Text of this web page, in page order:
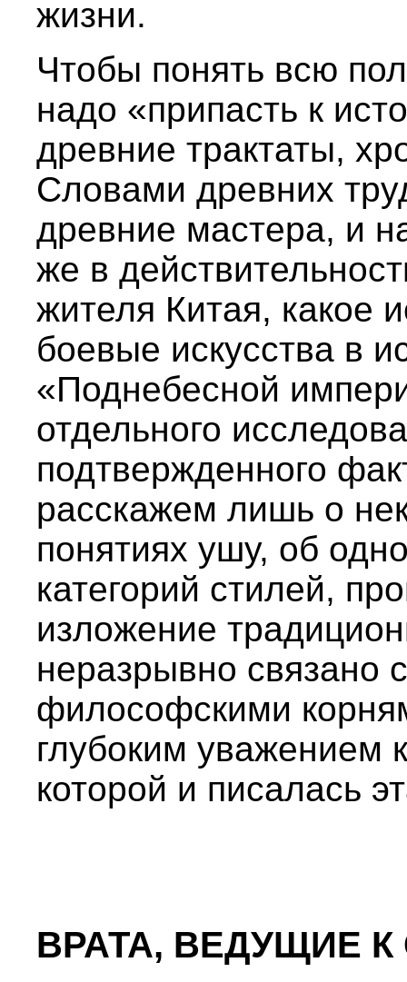
жизни.
Чтобы понять всю
надо «припасть к
древние трактаты,
Словами древних
древние мастера, и
же в
жителя Китая, какое
боевые искусства в
«Поднебесной
отдельного
подтвержденного
расскажем лишь о
понятиях ушу, об
категорий стилей,
изложение
неразрывно связано
философскими
глубоким уважением
которой и писалась
ВРАТА, ВЕДУЩИЕ